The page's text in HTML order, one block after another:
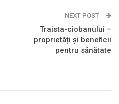
NEXT POST
Traista-ciobanului –
proprietăți și beneficii
pentru sănătate